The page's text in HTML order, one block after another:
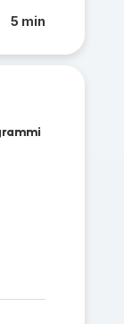
5 min